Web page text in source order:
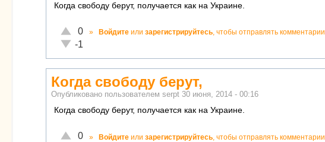
Когда свободу берут, получается как на Украине.
Отлично!
0
Неадекватно!
-1
» Войдите или зарегистрируйтесь, чтобы отправлять комментарии
Когда свободу берут,
Опубликовано пользователем serpt 30 июня, 2014 - 00:16
Когда свободу берут, получается как на Украине.
Отлично!
0 » Войдите или зарегистрируйтесь, чтобы отправлять комментарии